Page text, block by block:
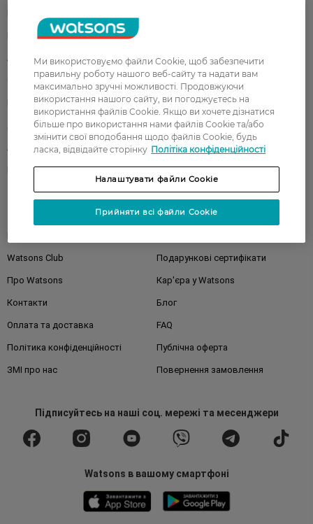
Парфуми
Акції Макіяж
Обличчя Тіло
Подарунки Діти
Волосся
Аксесуари Дерматокосметика
Бренди
Watsons Club Подарункові сертифікати
Про Watsons Кар'єра у Watsons
Контакти Блог
Оплата та доставка FAQ
Політика конфіденційності Публічна оферта
ЗМІ про нас Повернення замовлення
Підписуйтесьна наші соц. мережі та месенджери
Watsons в вашому смартфоні
Ми використовуємо файли Cookie, щоб забезпечити
правильну роботу нашого веб-сайту та надати вам
максимально зручні можливості. Продовжуючи
використання нашого сайту, ви погоджуєтесь на
використання файлів Cookie. Якщо ви хочете дізнатися
більше про використання нами файлів Cookie та/або
змінити свої вподобання щодо файлів Cookie, будь
ласка, відвідайте сторінку Політіка конфіденційності
Налаштувати файли Cookie
Прийняти всі файли Cookie